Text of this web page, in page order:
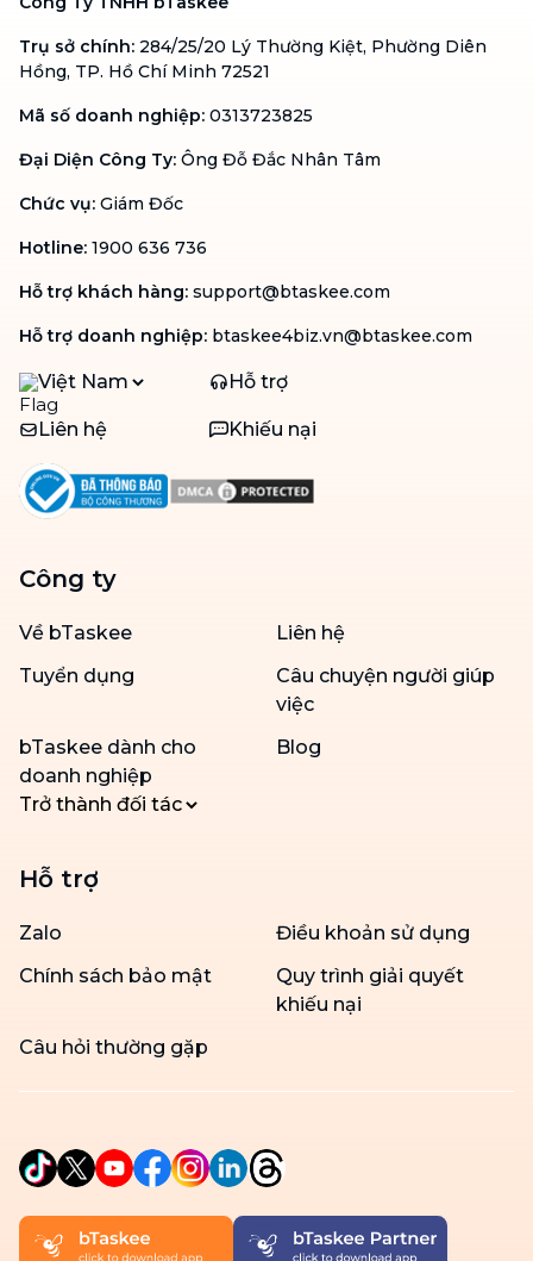
Trụ sở chính: 284/25/20 Lý Thường Kiệt, Phường Diên
Hồng, TP. Hồ Chí Minh 72521
Mã số doanh nghiệp: 0313723825
Đại Diện Công Ty: Ông Đỗ Đắc Nhân Tâm
Chức vụ: Giám Đốc
Hotline: 1900 636 736
Hỗ trợ khách hàng: support@btaskee.com
Hỗ trợ doanh nghiệp: btaskee4biz.vn@btaskee.com
Việt Nam Hỗ trợ
Liên hệ Khiếu nại
Công ty
Về bTaskee
Liên hệ
Tuyển dụng
Câu chuyện người giúp
việc
bTaskee dành cho
doanh nghiệp
Blog
Trở thành đối tác
Hỗ trợ
Zalo
Điều khoản sử dụng
Chính sách bảo mật
Quy trình giải quyết
khiếu nại
Câu hỏi thường gặp